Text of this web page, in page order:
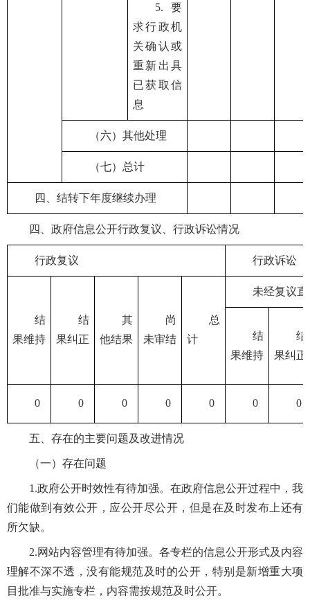
5.要
求行政机
关确认或
重新出具
已获取信
息
（六）其他处理
（七）总计
四、结转下年度继续办理
四、政府信息公开行政复议、行政诉讼情况
行政复议 行政诉讼
结
果维持
结
果纠正
其
他结果
尚
未审结
总
计
未经复议
结
果维持
结
果纠正
0 0 0 0 0 0 0
五、存在的主要问题及改进情况
（一）存在问题
1.政府公开时效性有待加强。在政府信息公开过程中，我
们能做到有效公开，应公开尽公开，但是在及时发布上还有
所欠缺。
2.网站内容管理有待加强。各专栏的信息公开形式及内容
理解不深不透，没有能规范及时的公开，特别是新增重大项
目批准与实施专栏，内容需按规范及时公开。